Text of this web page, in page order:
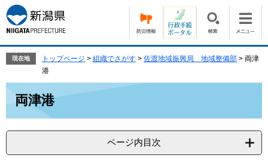
ー
ジ
の
で
す。
ニ
ュ
ー
ば
本
文
現在地 トップページ > 組織でさがす > 佐渡地域振興局 地域整備部 > 両津
港
両津港
ページ内目次